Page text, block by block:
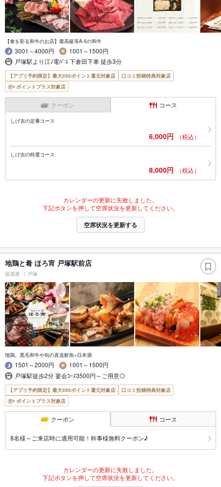
【食を彩る和牛のお店】最高級等A-5の和牛
3001～4000円
1001～1500円
戸塚駅より江ﾉ電ﾊﾞｽ 下倉田下車 徒歩3分
【アプリ予約限定】最大350ポイント還元対象店
口コミ投稿特典対象店
ポイントプラス対象店
クーポン コース
しげ吉の定番コース
6,000円 （税込）
しげ吉の特選コース
8,000円 （税込）
カレンダーの更新に失敗しました。
下記ボタンを押して空席状況を更新してください。
空席状況を更新する
地鶏と肴 ほろ宵 戸塚駅前店
居酒屋 戸塚
地鶏、黒毛和牛や旬の直送鮮魚×日本酒
1501～2000円
1001～1500円
戸塚駅徒歩2分 宴会ｺｰｽ3500円～ご用意◎
【アプリ予約限定】最大350ポイント還元対象店
口コミ投稿特典対象店
ポイントプラス対象店
クーポン コース
8名様～ご来店時に適用可能！幹事様無料クーポン♪
カレンダーの更新に失敗しました。
下記ボタンを押して空席状況を更新してください。